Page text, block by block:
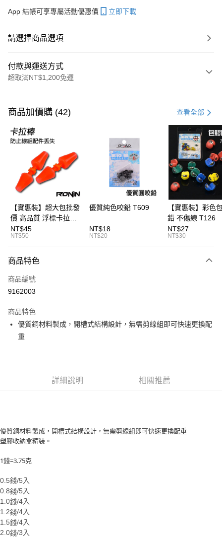
App 結帳可享專屬活動優惠價 立即下載
請選擇商品選項
付款與運送方式
超取滿NT$1,200免運
信用卡一次付款
信用卡分期付款
3 期 0 利率 每期 21家銀行
合作金庫商業銀行
第一商業銀行
華南商業銀行
彰化商業銀行
上海商業儲蓄銀行
台北富邦商業銀行
國泰世華商業銀行
兆豐國際商業銀行
臺灣中小企業銀行
台中商業銀行
匯豐（台灣）商業銀行
華泰商業銀行
聯邦商業銀行
元大商業銀行
台灣樂天信用卡公司
超商取貨付款
Apple Pay
悠遊付
大哥付你分期
【大哥付你分期使用說明】
2.付款方式選擇「大哥付你分期」，訂單成立後會自動跳轉到大哥付的交易
流程，驗證手機門號後，選擇欲分期的期數、繳款截止日，確認付款後即完
4.訂單成立30分鐘內，如未前往確認交易或遇審核未通過，訂單將自動取
消。如遇「轉專審核」未通過狀況，表示未達大哥付你分期系統評分，恕無
法說明評估內容。
【繳款方式說明】
帳／街口支付／iPASS MONEY」等通路繳費。
2.基於同意付款使用「大哥付你分期」之契約關係目的，商店將以您的個人
資料（包含姓名、電話或地址）提供予台灣大哥大進項蒐集、處理及利用，
3.完整用戶服務條款，請詳閱以下連結：
相關說明
【關於「AFTEE先享後付」】
便利好安心！
２．便利：只要手機號碼，簡訊認證，即可結帳。
３．安心：先確認商品／服務後，再付款。
２．訂單成立數日內，您將收到繳費通知簡訊。
※ 交易是否成功請以「AFTEE先享後付 」之結帳頁面顯示為準，若有關於
是否繳費成功／繳費後需取消欲退款等相關疑問，請聯繫「AFTEE先享後付
１．透過由恩沛科技股份有限公司提供之「AFTEE先享後付」服務完成之交
易，需依本服務之必要範圍內提供個人資料，並將交易相關給付款項請求債
權轉讓予恩沛科技股份有限公司。
２．關於個人資料處理事宜，請瀏覽以下網址：
https://aftee.tw/terms/#terms3
３．未成年的使用者請事先徵得法定代理人或監護人之同意方可使用
「AFTEE先享後付」，若未經同意申辦者引起之損失，本公司不負相關責
貨到付款
運送方式
每筆NT$60，滿NT$1,200(含以上)免運費
每筆NT$60，滿NT$1,200(含以上)免運費
一般宅配（門市自取請勿下單，請聯繫客服）
每筆NT$100，滿NT$2,000(含以上)免運費
離島一般宅配
每筆NT$200，滿NT$2,000(含以上)免運費
商品加價購 (42) 查看全部
【實惠裝】超大包批發
價 高品質 浮標卡拉棒
20入 T086
NT$45
NT$50
優質純色咬鉛 T609
NT$18
NT$20
【實惠裝】彩色
鉛 不傷線 T126
NT$27
NT$30
商品特色
商品編號
9162003
商品特色
優質銅材料製成，開槽式結構設計，無需剪線組即可快速更換配
重
詳細說明 相關推薦
優質銅材料製成，開槽式結構設計，無需剪線組即可快速更換配重
塑膠收納盒精裝。
1錢=3.75克
0.5錢/5 入
0.8錢/5 入
1.0錢/4入
1.2錢/4入
1.5錢/4入
2.0錢/3 入